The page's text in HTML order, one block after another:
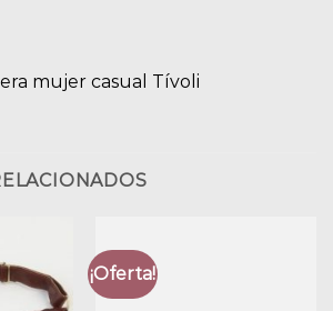
mujer casual Tívoli
¡Oferta!